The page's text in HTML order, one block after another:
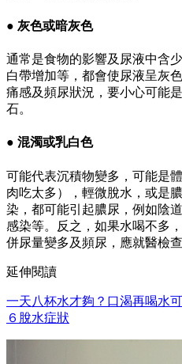
● 灰色或暗灰色
通常是食物的影響及尿液中含
白帶增加等，都會使尿液呈灰
痛感及頻尿狀況，要小心可能
石。
● 混濁或乳白色
可能代表沉積物變多，可能是
肉吃太多），輕微脫水，或是
染，都可能引起膿尿，例如陰
感染等。反之，如果水喝不多
併尿量變多及頻尿，應就醫檢
延伸閱讀
一天八杯水才夠？口渴再喝水
６脫水症狀